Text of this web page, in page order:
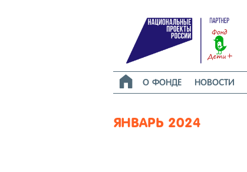
 О ФОНДЕ НОВОСТИ
ЯНВАРЬ 2024